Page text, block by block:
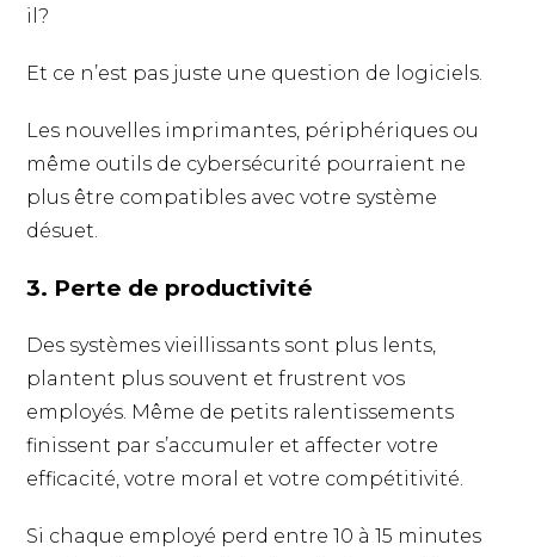
il?
Et ce n’est pas juste une question de logiciels.
Les nouvelles imprimantes, périphériques ou
même outils de cybersécurité pourraient ne
plus être compatibles avec votre système
désuet.
3. Perte de productivité
Des systèmes vieillissants sont plus lents,
plantent plus souvent et frustrent vos
employés. Même de petits ralentissements
finissent par s’accumuler et affecter votre
efficacité, votre moral et votre compétitivité.
Si chaque employé perd entre 10 à 15 minutes